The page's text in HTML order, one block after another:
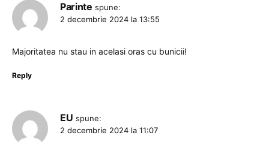
Parinte spune:
2 decembrie 2024 la 13:55
Majoritatea nu stau in acelasi oras cu bunicii!
Reply
EU spune:
2 decembrie 2024 la 11:07